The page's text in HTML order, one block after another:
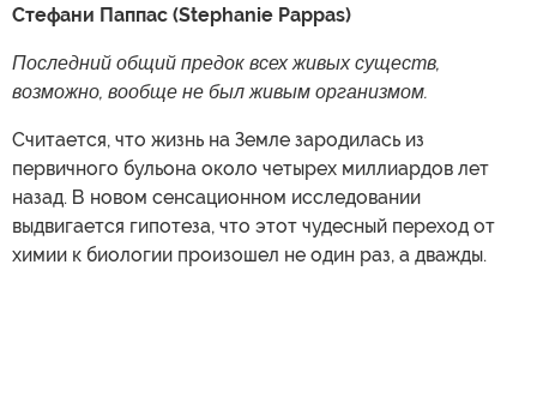
Стефани Паппас (Stephanie Pappas)
Последний общий предок всех живых существ,
возможно, вообще не был живым организмом.
Считается, что жизнь на Земле зародилась из
первичного бульона около четырех миллиардов лет
назад. В новом сенсационном исследовании
выдвигается гипотеза, что этот чудесный переход от
химии к биологии произошел не один раз, а дважды.